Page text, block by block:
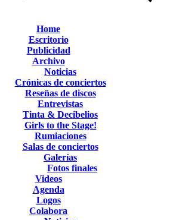
Home
Escritorio
Publicidad
Archivo
Noticias
Crónicas de conciertos
Reseñas de discos
Entrevistas
Tinta & Decibelios
Girls to the Stage!
Rumiaciones
Salas de conciertos
Galerías
Fotos finales
Videos
Agenda
Logos
Colabora